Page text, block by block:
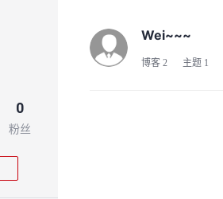
0
粉丝
Wei~~~
博客 2 主题 1